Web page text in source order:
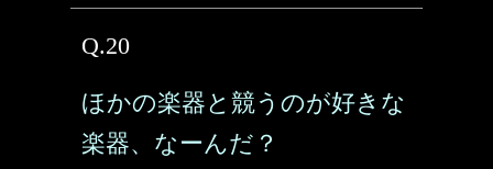
Q.20
ほかの楽器と競うのが好きな
楽器、なーんだ？